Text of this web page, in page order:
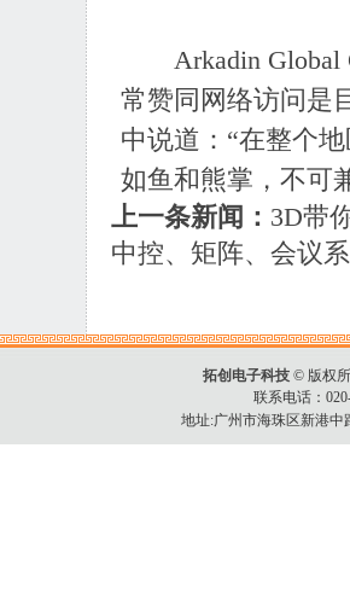
Arkadin Global
常赞同网络访问是
中说道：“在整个
如鱼和熊掌，不可
上一条新闻： 3D带
中控、矩阵、会议
拓创电子科技© 版权所
联系电话：
地址:广州市海珠区新港中